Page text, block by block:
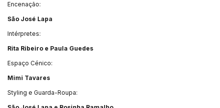
Encenação:
São José Lapa
Intérpretes:
Rita Ribeiro e Paula Guedes
Espaço Cénico:
Mimi Tavares
Styling e Guarda-Roupa: